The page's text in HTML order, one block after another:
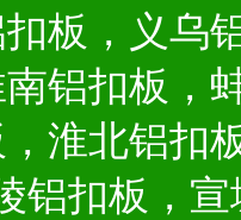
板，义乌
铝扣板，
淮北铝扣
铝扣板，